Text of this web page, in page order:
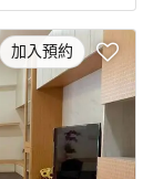
加入預約